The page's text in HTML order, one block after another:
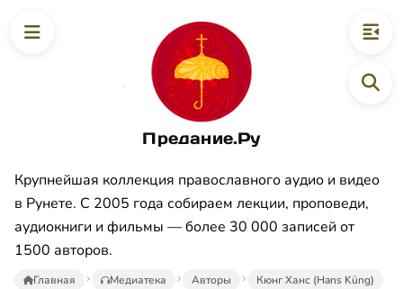
Предание.Ру
Крупнейшая коллекция православного аудио и видео
в Рунете. С 2005 года собираем лекции, проповеди,
аудиокниги и фильмы — более 30 000 записей от
1500 авторов.
Главная Медиатека Авторы
Кюнг Ханс (Hans Küng)